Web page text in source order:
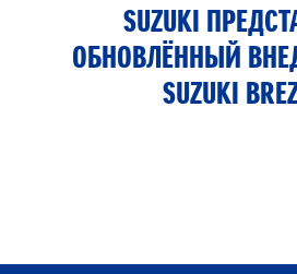
SUZUKI
ОБНОВЛЁННЫЙ
SUZUKI